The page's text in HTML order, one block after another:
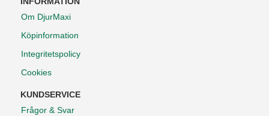
Om DjurMaxi
Köpinformation
Integritetspolicy
Cookies
KUNDSERVICE
Frågor & Svar